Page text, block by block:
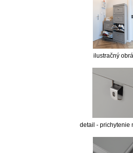
ilustračný
detail - prichytenie